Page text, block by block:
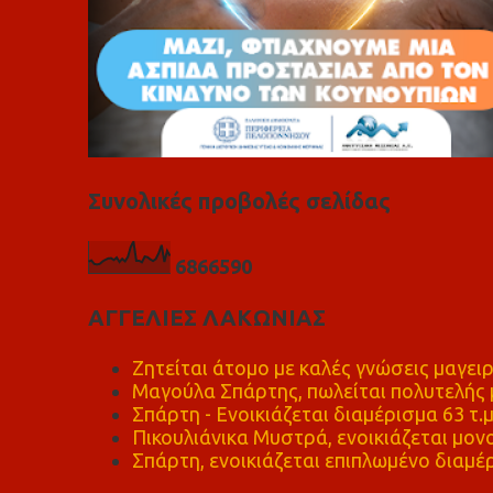
Συνολικές προβολές σελίδας
6866590
ΑΓΓΕΛΙΕΣ ΛΑΚΩΝΙΑΣ
Ζητείται άτομο με καλές γνώσεις
Μαγούλα Σπάρτης, πωλείται πολυτελής
Σπάρτη - Ενοικιάζεται διαμέρισμα 63 τ.μ
Πικουλιάνικα Μυστρά, ενοικιάζεται
Σπάρτη, ενοικιάζεται επιπλωμένο